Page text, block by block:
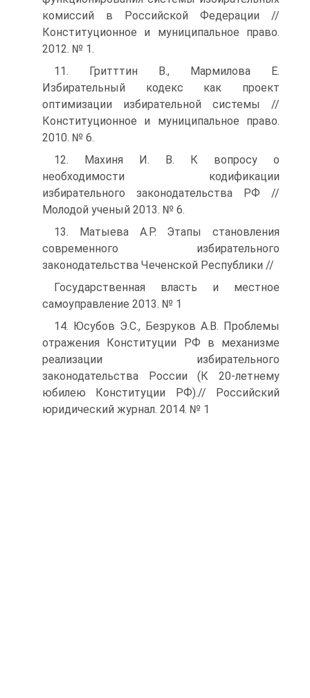
комиссий в Российской Федерации //
Конституционное и муниципальное право.
2012. № 1.
11. Гритттин В., Мармилова Е.
Избирательный кодекс как проект
оптимизации избирательной системы //
Конституционное и муниципальное право.
2010. № 6.
12. Махиня И. В. К вопросу о
необходимости кодификации
избирательного законодательства РФ //
Молодой ученый 2013. № 6.
13. Матыева А.Р. Этапы становления
современного избирательного
законодательства Чеченской Республики //
Государственная власть и местное
самоуправление 2013. № 1
14. Юсубов Э.С., Безруков А.В. Проблемы
отражения Конституции РФ в механизме
реализации избирательного
законодательства России (К 20-летнему
юбилею Конституции РФ).// Российский
юридический журнал. 2014. № 1